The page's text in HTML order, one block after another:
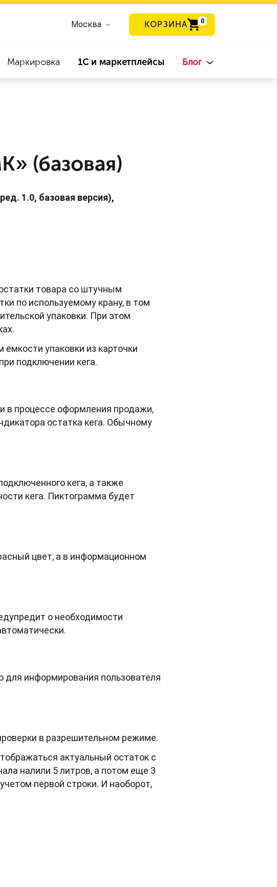
Москва КОРЗИНА 0
Маркировка 1С и маркетплейсы Блог
(базовая)
1.0, базовая версия),
товара со штучным
по используемому крану, в том
упаковки. При этом
упаковки из карточки
подключении кега.
в процессе оформления продажи,
остатка кега. Обычному
кега, а также
кега. Пиктограмма будет
цвет, а в информационном
о необходимости
для информирования пользователя
в разрешительном режиме.
актуальный остаток с
налили 5 литров, а потом еще 3
первой строки. И наоборот,